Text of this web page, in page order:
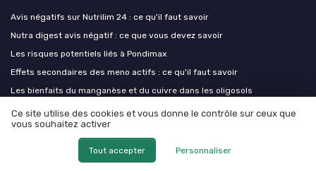
Avis négatifs sur Nutrilim 24 : ce qu'il faut savoir
Nutra digest avis négatif : ce que vous devez savoir
Les risques potentiels liés à Pondimax
Effets secondaires des meno actifs : ce qu'il faut savoir
Les bienfaits du manganèse et du cuivre dans les oligosols
Les derniers articles
BCAA : indispensables ou inutiles quand on mange assez de protéines
Ce site utilise des cookies et vous donne le contrôle sur ceux que
vous souhaitez activer
Tout accepter Personnaliser